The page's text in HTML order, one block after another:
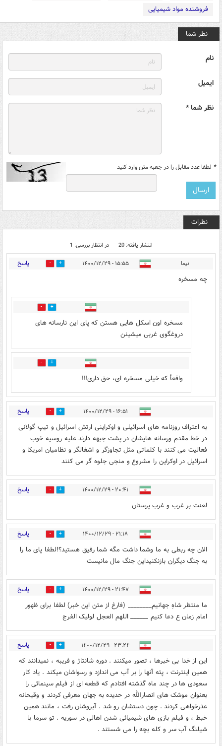
فروشنده مواد شیمیایی
نظر شما
نام
ایمیل
نظر شما *
* لطفا عدد مقابل را در جعبه متن وارد کنید
نظرات
انتشار یافته: 20 در انتظار بررسی: 1
نیما ۱۵:۵۵ - ۱۴۰۰/۱۲/۲۹ 5 پاسخ
چه مسخره
6
مسخره اون اسکل هایی هستن که پای این نارسانه های
دروغگوی غربی میشینن
3
واقعأ که خیلی مسخره ای، حق داری!!!
۱۶:۵۱ - ۱۴۰۰/۱۲/۲۹ 0 پاسخ
به اعتراف روزنامه های اسرائیلی و اوکراینی ارتش اسرائیل و تیپ گولانی
در خط مقدم ورسانه هایشان در پشت جبهه دارند علیه روسیه خوب
فعالیت می کنند با کلماتی مثل تجاوزگر و اشغالگر و نظامیان امریکا و
اسرائیل در اوکراین را مشروع و منجی جلوه گر می کنند
۲۰:۴۱ - ۱۴۰۰/۱۲/۲۹ 3 پاسخ
لعنت بر غرب و غرب پرستان
۲۱:۱۸ - ۱۴۰۰/۱۲/۲۹ 0 پاسخ
الان چه ربطی به ما وشما داشت مگه شما رفیق هستید؟!لطفا پای ما را
به جنگ دیگران بازنکنیداین جنگ مال مانیست
۲۱:۴۷ - ۱۴۰۰/۱۲/۲۹ 0 پاسخ
ما منتظر شاهِ جهانیم________ (فارغ از متن این خبر) لطفا برای ظهور
امام زمان ع دعا کنیم ______ اللهم العجل لولیک الفرج
۲۳:۲۴ - ۱۴۰۰/۱۲/۲۹ 0 پاسخ
این از خدا بی خبرها ، تصور میکنند . دوره شانتاژ و فریبه ، نمیدانند که
همین اینترنت ، پته آنها را بر آب می اندازد و رسواشان میکند . یاد کار
سعودی ها در چند ماه گذشته افتادم که قطعه ای از فیلم سینمائی را
بعنوان موشک های انصارالله در حدیده به جهان معرفی کردند و وقیحانه
عذرخواهی کردند . چون دستشان رو شد . آبروشان رفت ، مانند همین
خبط ، و فیلم بازی های شیمیائی شدن اهالی در سوریه . تو سرما با
شیلنگ آب سر و کله بچه را می شستند .